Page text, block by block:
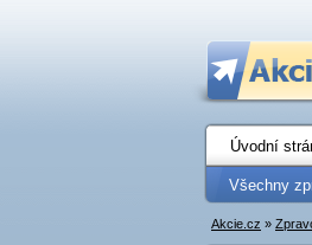
Úvodní
Všechny
Akcie.cz »